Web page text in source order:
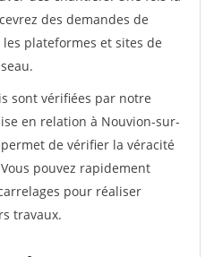
des demandes de
plateformes et sites de
sont vérifiées par notre
en relation à Nouvion-sur-
de vérifier la véracité
pouvez rapidement
pour réaliser
travaux.